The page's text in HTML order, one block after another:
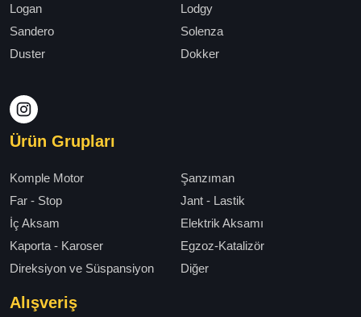
Logan
Lodgy
Sandero
Solenza
Duster
Dokker
Ürün Grupları
Komple Motor
Şanzıman
Far - Stop
Jant - Lastik
İç Aksam
Elektrik Aksamı
Kaporta - Karoser
Egzoz-Katalizör
Direksiyon ve Süspansiyon
Diğer
Alışveriş